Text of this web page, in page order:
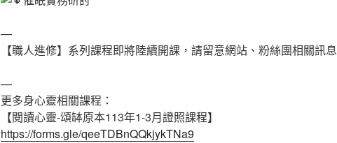
—
【職人進修】系列課程即將陸續開課，請留意網站、粉絲團相關訊息
—
更多身心靈相關課程：
【閱讀心靈-頌缽原本113年1-3月證照課程】
https://forms.gle/qeeTDBnQQkjykTNa9